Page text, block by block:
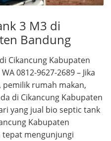
3 M3 di
Bandung
Cikancung Kabupaten
0812-9627-2689 – Jika
rumah makan,
di Cikancung Kabupaten
yang jual bio septic tank
Kabupaten
tepat mengunjungi